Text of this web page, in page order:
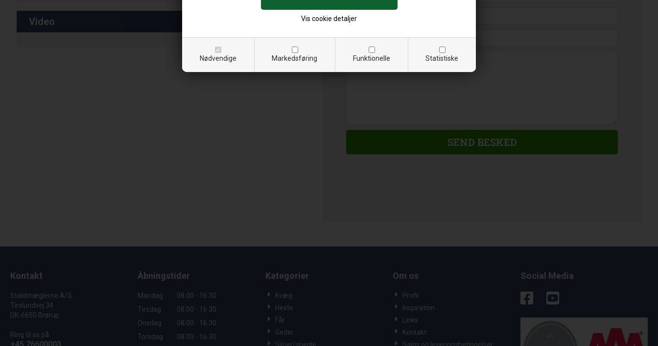
Nødvendige Markedsføring Funktionelle Statistiske
Vis cookie detaljer
Video
Kontakt
Staldmæglerne A/S
Tirslundvej 34
DK-6650 Brørup
Ring til os på
Åbningstider
Mandag
08.00 - 16.30
Tirsdag
08.00 - 16.30
Onsdag
08.00 - 16.30
Torsdag
08.00 - 16.30
Kategorier
Kvæg
Heste
Får
Geder
Om os
Profil
Inspiration
Links
Kontakt
Social Media